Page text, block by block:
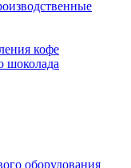
кофе
шоколада
оборудования